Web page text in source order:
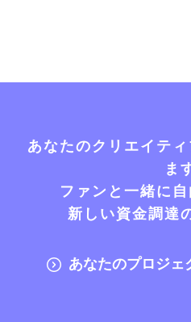
あなたのクリエイテ
ま
ファンと一緒に
新しい資金調達
あなたのプロジ